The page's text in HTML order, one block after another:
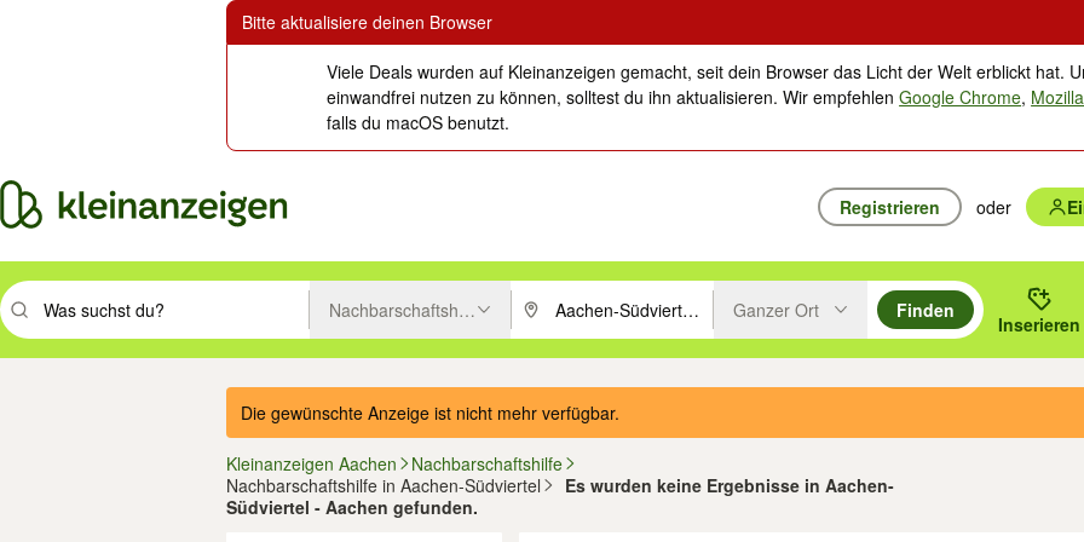
Bitte aktualisiere deinen Browser
Viele Deals wurden auf Kleinanzeigen gemacht, seit dein Browser das Licht der Welt erblickt hat.
einwandfrei nutzen zu können, solltest du ihn aktualisieren. Wir empfehlenGoogle Chrome,
falls du macOS benutzt.
Registrieren oder
Suchbegriff eingeben. Eingabetaste drücken um zu suchen, oder Vorschläge mit den Pfeiltasten nach oben/unten durchsuchen und mit
Nachbarschaftshilfe PLZ oder Ort eingeben. Eingabetaste drücken um zu suchen, oder
Ganzer Ort
Finden
Inserieren
Die gewünschte Anzeige ist nicht mehr verfügbar.
Kleinanzeigen Aachen
Nachbarschaftshilfe
Nachbarschaftshilfe in Aachen-Südviertel
Es wurden keine Ergebnisse in Aachen-
Südviertel - Aachen gefunden.